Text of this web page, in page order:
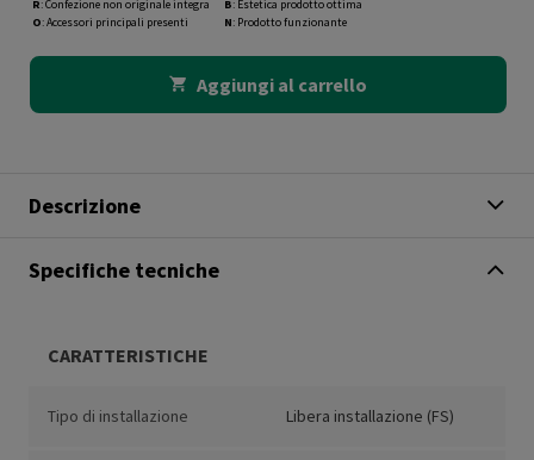
R: Confezione non originale integra
O: Accessori principali presenti
B: Estetica prodotto ottima
N: Prodotto funzionante
Aggiungi al carrello
Descrizione
Specifiche tecniche
CARATTERISTICHE
Tipo di installazione Libera installazione (FS)